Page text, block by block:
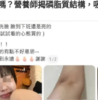
？營養師揭磷脂質結構，